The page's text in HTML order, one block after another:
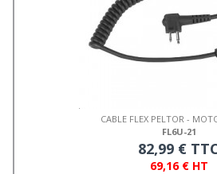
CABLE FLEX PELTOR -
FL6U-21
82,99 €
69,16 € HT